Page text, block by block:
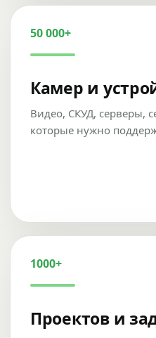
50 000+
Камер и
Видео, СКУД, серверы,
которые нужно
1000+
Проектов и